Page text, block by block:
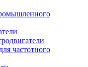
частотного